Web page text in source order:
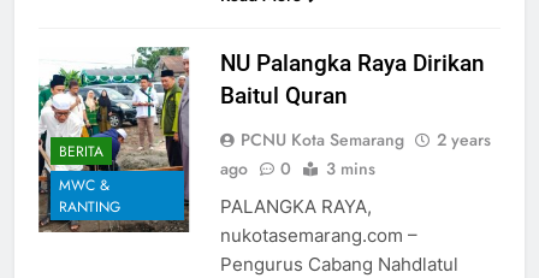
BERITA
MWC &
RANTING
NU Palangka Raya Dirikan
Baitul Quran
PCNU Kota Semarang
2 years
ago
0 3 mins
PALANGKA RAYA,
nukotasemarang.com –
Pengurus Cabang Nahdlatul